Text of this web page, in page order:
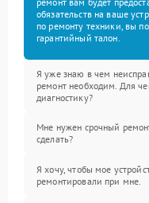
обязательств на ваше
по ремонту техники, вы
гарантийный талон.
Я уже знаю в чем
ремонт необходим. Для
диагностику?
Мне нужен срочный
сделать?
Я хочу, чтобы мое
ремонтировали при мне.